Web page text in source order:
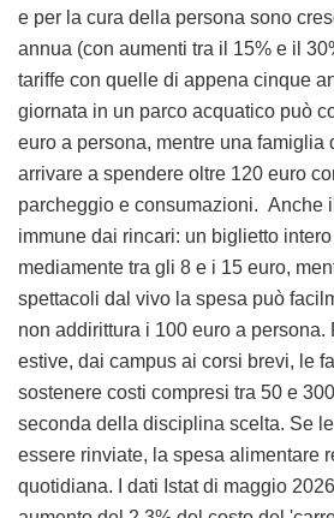
e per la cura della persona sono
annua (con aumenti tra il 15% e il
tariffe con quelle di appena cinque
giornata in un parco acquatico può
euro a persona, mentre una famiglia
arrivare a spendere oltre 120 euro
parcheggio e consumazioni. Anche
immune dai rincari: un biglietto
mediamente tra gli 8 e i 15 euro,
spettacoli dal vivo la spesa può
non addirittura i 100 euro a persona.
estive, dai campus ai corsi brevi, le
sostenere costi compresi tra 50 e
seconda della disciplina scelta. Se
essere rinviate, la spesa alimentare
quotidiana. I dati Istat di maggio